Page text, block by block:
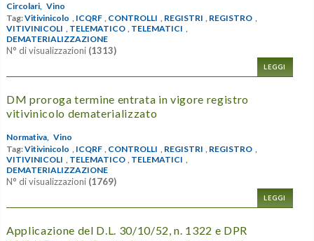
Circolari, Vino
Tag:Vitivinicolo , ICQRF , CONTROLLI , REGISTRI , REGISTRO ,
VITIVINICOLI , TELEMATICO , TELEMATICI ,
DEMATERIALIZZAZIONE
N° di visualizzazioni (1313)
LEGGI
DM proroga termine entrata in vigore registro
vitivinicolo dematerializzato
Normativa, Vino
Tag:Vitivinicolo ICQRF CONTROLLI REGISTRI REGISTRO
VITIVINICOLI
TELEMATICO TELEMATICI
DEMATERIALIZZAZIONE
N° di visualizzazioni (1769)
LEGGI
Applicazione del D.L. 30/10/52, n. 1322 e DPR